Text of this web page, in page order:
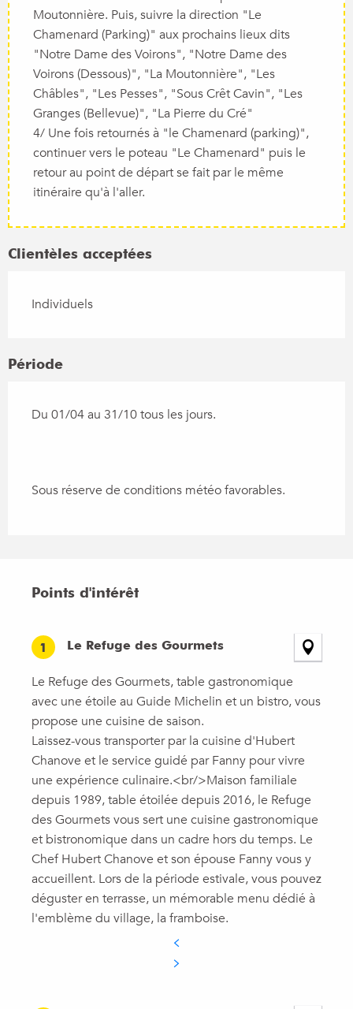
Moutonnière. Puis, suivre la direction "Le
Chamenard (Parking)" aux prochains lieux dits
"Notre Dame des Voirons", "Notre Dame des
Voirons (Dessous)", "La Moutonnière", "Les
Châbles", "Les Pesses", "Sous Crêt Cavin", "Les
Granges (Bellevue)", "La Pierre du Cré"
4/ Une fois retournés à "le Chamenard (parking)",
continuer vers le poteau "Le Chamenard" puis le
retour au point de départ se fait par le même
itinéraire qu'à l'aller.
Clientèles acceptées
Individuels
Période
Du 01/04 au 31/10 tous les jours.
Sous réserve de conditions météo favorables.
Points d'intérêt
1 Le Refuge des Gourmets
Le Refuge des Gourmets, table gastronomique
avec une étoile au Guide Michelin et un bistro, vous
propose une cuisine de saison.
Laissez-vous transporter par la cuisine d'Hubert
Chanove et le service guidé par Fanny pour vivre
une expérience culinaire.<br/>Maison familiale
depuis 1989, table étoilée depuis 2016, le Refuge
des Gourmets vous sert une cuisine gastronomique
et bistronomique dans un cadre hors du temps. Le
Chef Hubert Chanove et son épouse Fanny vous y
accueillent. Lors de la période estivale, vous pouvez
déguster en terrasse, un mémorable menu dédié à
l'emblème du village, la framboise.